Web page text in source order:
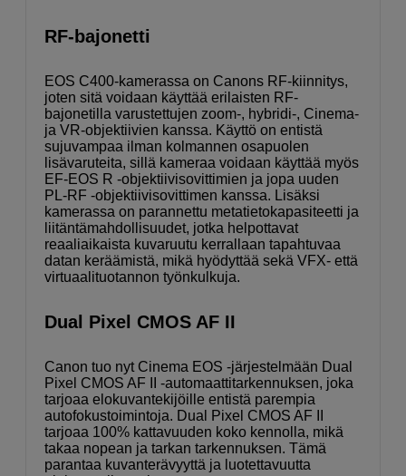
RF-bajonetti
EOS C400-kamerassa on Canons RF-kiinnitys,
joten sitä voidaan käyttää erilaisten RF-
bajonetilla varustettujen zoom-, hybridi-, Cinema-
ja VR-objektiivien kanssa. Käyttö on entistä
sujuvampaa ilman kolmannen osapuolen
lisävaruteita, sillä kameraa voidaan käyttää myös
EF-EOS R -objektiivisovittimien ja jopa uuden
PL-RF -objektiivisovittimen kanssa. Lisäksi
kamerassa on parannettu metatietokapasiteetti ja
liitäntämahdollisuudet, jotka helpottavat
reaaliaikaista kuvaruutu kerrallaan tapahtuvaa
datan keräämistä, mikä hyödyttää sekä VFX- että
virtuaalituotannon työnkulkuja.
Dual Pixel CMOS AF II
Canon tuo nyt Cinema EOS -järjestelmään Dual
Pixel CMOS AF II -automaattitarkennuksen, joka
tarjoaa elokuvantekijöille entistä parempia
autofokustoimintoja. Dual Pixel CMOS AF II
tarjoaa 100% kattavuuden koko kennolla, mikä
takaa nopean ja tarkan tarkennuksen. Tämä
parantaa kuvanterävyyttä ja luotettavuutta